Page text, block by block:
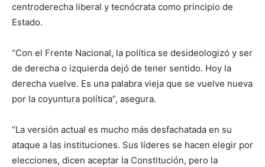
centroderecha liberal y tecnócrata como principio de
Estado.
“Con el Frente Nacional, la política se desideologizó y ser
de derecha o izquierda dejó de tener sentido. Hoy la
derecha vuelve. Es una palabra vieja que se vuelve nueva
por la coyuntura política”, asegura.
“La versión actual es mucho más desfachatada en su
ataque a las instituciones. Sus líderes se hacen elegir por
elecciones, dicen aceptar la Constitución, pero la